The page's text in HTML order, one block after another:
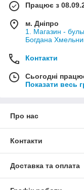
Працює з
м. Дніпро
1. Магазин -
Богдана
Контакти
Сьогодні
Показати весь
Про нас
Контакти
Доставка та оплата